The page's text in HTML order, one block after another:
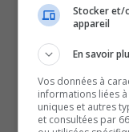
Stocker et/
appareil
En savoir
Vos données à
informations liées
uniques et autres
et consultées par